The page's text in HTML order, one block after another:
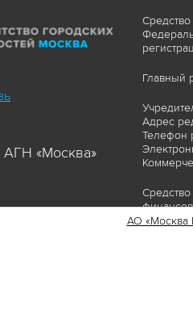
«Москва»
Главный
Адрес
Телефон
Сайт
АО «Москва